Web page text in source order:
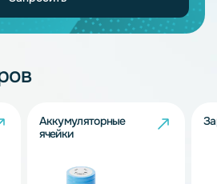
Аккумуляторные
ячейки